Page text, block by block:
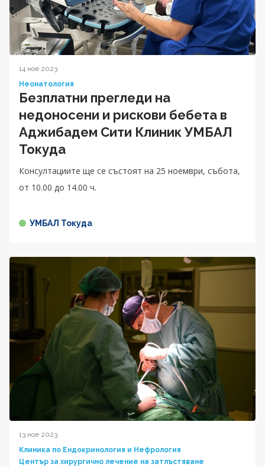
14 ное 2023
Неонатология
Безплатни прегледи на
недоносени и рискови бебета в
Аджибадем Сити Клиник УМБАЛ
Токуда
Консултациите ще се състоят на 25 ноември, събота,
от 10.00 до 14.00 ч.
УМБАЛ Токуда
13 ное 2023
Клиника по Ендокринология и Нефрология
Център за хирургично лечение на затлъстяване